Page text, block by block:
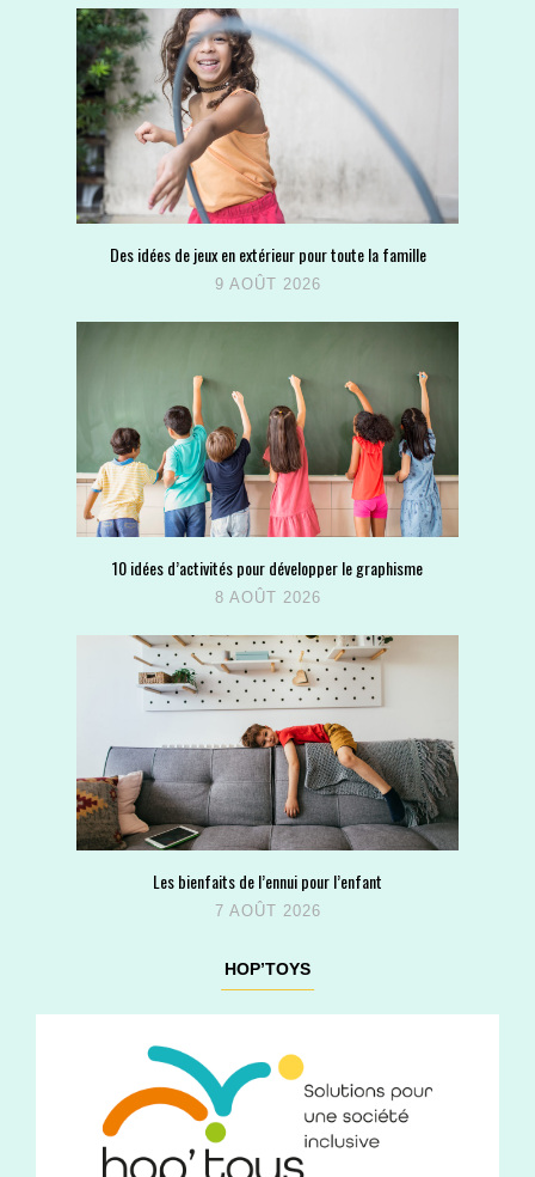
Des idées de jeux en extérieur pour toute la famille
9 AOÛT 2026
10 idées d’activités pour développer le graphisme
8 AOÛT 2026
Les bienfaits de l’ennui pour l’enfant
7 AOÛT 2026
HOP’TOYS